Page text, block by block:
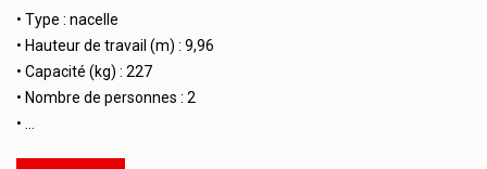
• Type : nacelle
• Hauteur de travail (m) : 9,96
• Capacité (kg) : 227
• Nombre de personnes : 2
• …